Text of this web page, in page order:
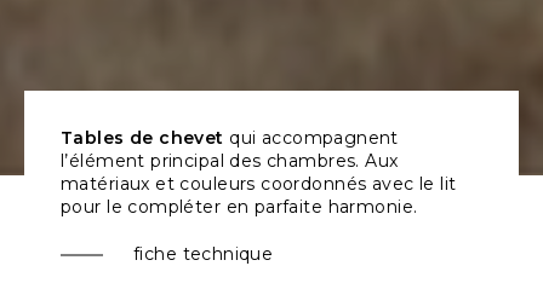
Tables de chevet qui accompagnent
l’élément principal des chambres. Aux
matériaux et couleurs coordonnés avec le lit
pour le compléter en parfaite harmonie.
fiche technique